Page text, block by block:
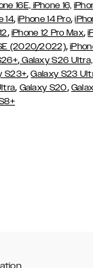
16E, iPhone 16,
14,iPhone 14 Pro,
, iPhone 12 Pro Max,
(2020/2022),
,Galaxy S26 Ultra,
S23+,Galaxy S23
, Galaxy S20,